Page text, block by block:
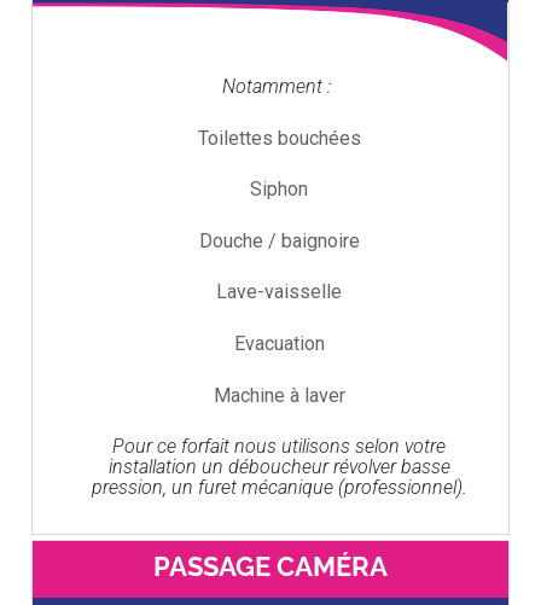
Notamment :
Toilettes bouchées
Siphon
Douche / baignoire
Lave-vaisselle
Evacuation
Machine à laver
Pour ce forfait nous utilisons selon votre
installation un déboucheur révolver basse
pression, un furet mécanique (professionnel).
PASSAGE CAMÉRA